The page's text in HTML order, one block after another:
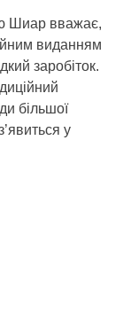
Шиар вважає,
виданням
заробіток.
більшої
у